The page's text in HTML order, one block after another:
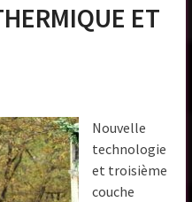
ET
Nouvelle
technologie
et troisième
couche